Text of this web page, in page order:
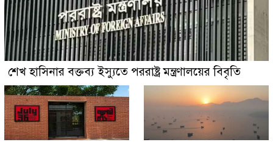
শেখ হাসিনার বক্তব্য ইস্যুতে পররাষ্ট্র মন্ত্রণালয়ের বিবৃতি